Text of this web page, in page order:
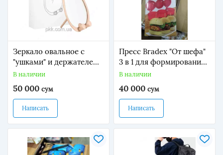
Зеркало овальное с
"ушками" и держателем
для телефона
В наличии
50 000 сум
Написать
Пресс Bradex "От шефа"
3 в 1 для формирования
котлет с начинкой
В наличии
40 000 сум
Написать